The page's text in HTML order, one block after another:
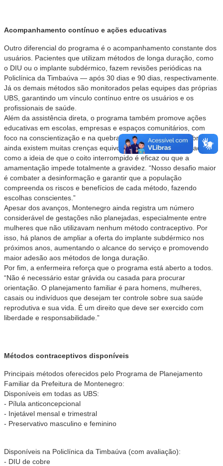
Acompanhamento contínuo e ações educativas
Outro diferencial do programa é o acompanhamento constante dos
usuários. Pacientes que utilizam métodos de longa duração, como
o DIU ou o implante subdérmico, fazem revisões periódicas na
Policlínica da Timbaúva — após 30 dias e 90 dias, respectivamente.
Já os demais métodos são monitorados pelas equipes das próprias
UBS, garantindo um vínculo contínuo entre os usuários e os
profissionais de saúde.
Além da assistência direta, o programa também promove ações
educativas em escolas, empresas e espaços comunitários, com
foco na conscientização e na quebra de tabus. Segundo Sabrina,
ainda existem muitas crenças equivocadas que dificultam a adesão,
como a ideia de que o coito interrompido é eficaz ou que a
amamentação impede totalmente a gravidez. “Nosso desafio maior
é combater a desinformação e garantir que a população
compreenda os riscos e benefícios de cada método, fazendo
escolhas conscientes.”
Apesar dos avanços, Montenegro ainda registra um número
considerável de gestações não planejadas, especialmente entre
mulheres que não utilizavam nenhum método contraceptivo. Por
isso, há planos de ampliar a oferta do implante subdérmico nos
próximos anos, aumentando o alcance do serviço e promovendo
maior adesão aos métodos de longa duração.
Por fim, a enfermeira reforça que o programa está aberto a todos.
“Não é necessário estar grávida ou casada para procurar
orientação. O planejamento familiar é para homens, mulheres,
casais ou indivíduos que desejam ter controle sobre sua saúde
reprodutiva e sua vida. É um direito que deve ser exercido com
liberdade e responsabilidade.”
Métodos contraceptivos disponíveis
Principais métodos oferecidos pelo Programa de Planejamento
Familiar da Prefeitura de Montenegro:
Disponíveis em todas as UBS:
- Pílula anticoncepcional
- Injetável mensal e trimestral
- Preservativo masculino e feminino
Disponíveis na Policlínica da Timbaúva (com avaliação):
- DIU de cobre